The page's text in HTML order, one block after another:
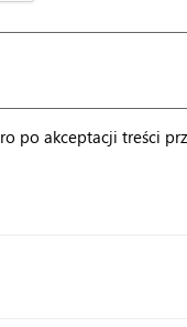
po akceptacji treści